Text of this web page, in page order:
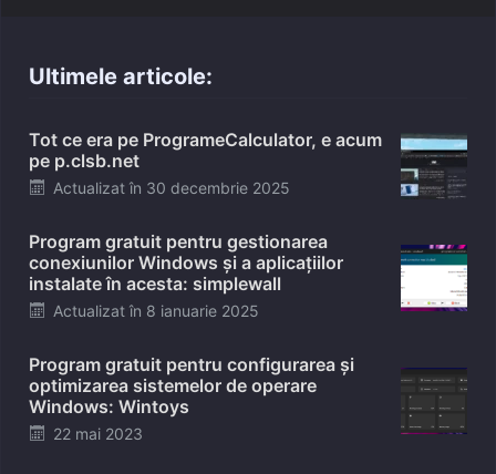
Ultimele articole:
Tot ce era pe ProgrameCalculator, e acum
pe p.clsb.net
Posted
Actualizat în 30 decembrie 2025
Program gratuit pentru gestionarea
conexiunilor Windows și a aplicațiilor
instalate în acesta: simplewall
Posted
Actualizat în 8 ianuarie 2025
Program gratuit pentru configurarea și
optimizarea sistemelor de operare
Windows: Wintoys
Posted
22 mai 2023